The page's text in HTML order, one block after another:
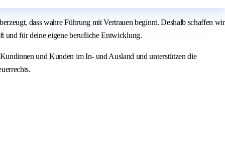
dass wahre Führung mit Vertrauen beginnt. Deshalb schaffen wir
und für deine eigene berufliche Entwicklung.
und Kunden im In- und Ausland und unterstützen die